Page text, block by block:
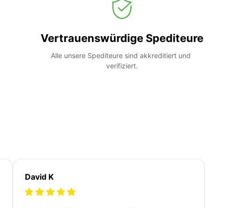
Vertrauenswürdige Spediteure
Alle unsere Spediteure sind akkreditiert und
verifiziert.
David K